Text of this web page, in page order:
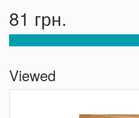
81 грн.
Viewed